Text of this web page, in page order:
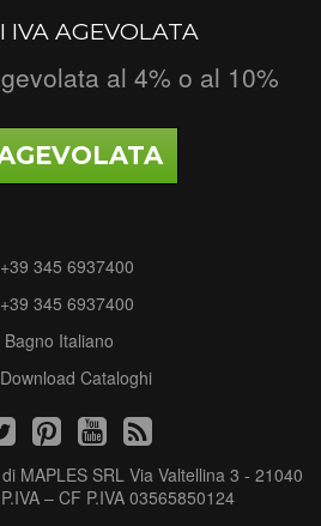
IVA AGEVOLATA
al 4% o al 10%
+39 345 6937400
+39 345 6937400
Bagno Italiano
Download Cataloghi
MAPLES SRL Via Valtellina 3 - 21040
– CF P.IVA 03565850124